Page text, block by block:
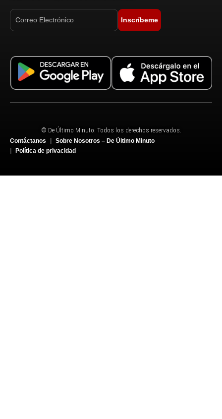
Inscríbeme
© De Último Minuto. Todos los derechos reservados.
Contáctanos
Sobre Nosotros – De Último Minuto
Política de privacidad